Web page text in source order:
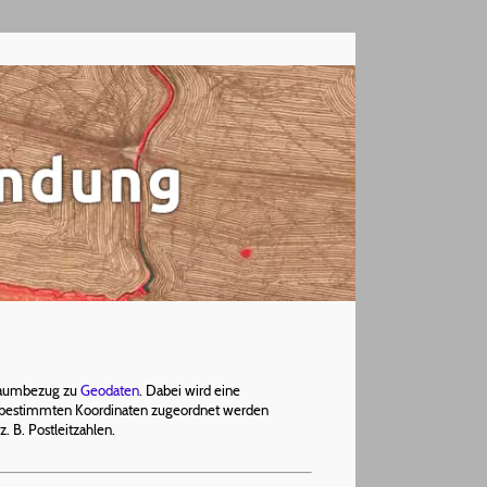
zuGeodaten. Dabei wird eine
Koordinaten zugeordnet werden
B. Postleitzahlen.